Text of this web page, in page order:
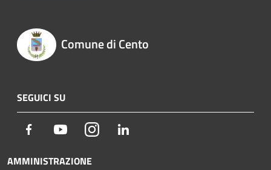
Comune di Cento
SEGUICI SU
Facebook YoutubeInstagram
AMMINISTRAZIONE